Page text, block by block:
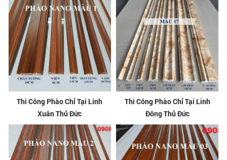
Thi Công Phào Chỉ Tại Linh
Xuân Thủ Đức
Thi Công Phào Chỉ Tại Linh
Đông Thủ Đức